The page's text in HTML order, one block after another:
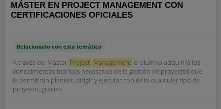
MÁSTER EN PROJECT MANAGEMENT CON
CERTIFICACIONES OFICIALES
Relacionado con esta temática
A través del Master Project Management el alumno adquirirá los
conocimientos teóricos necesarios de la gestión de proyectos que
le permitirán planear, dirigir y ejecutar con éxito cualquier tipo de
proyecto, gracias...